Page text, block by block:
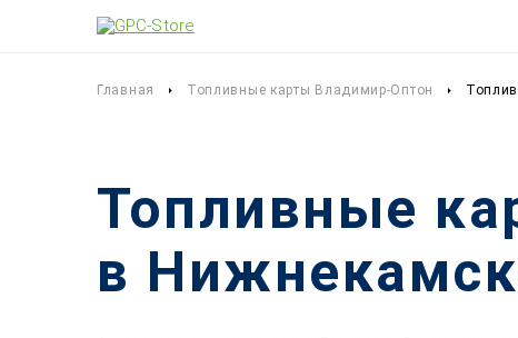
Главная Топливные карты Владимир-Оптон
Топливные
в